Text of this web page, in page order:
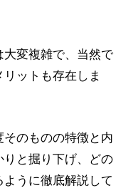
大変複雑で、当然で
ットも存在しま
のものの特徴と内
と掘り下げ、どの
うに徹底解説して